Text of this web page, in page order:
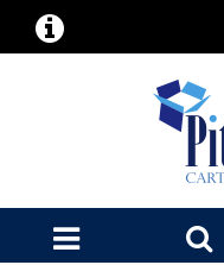
Open menu